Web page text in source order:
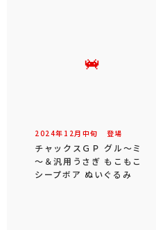
2024年 12 月 中旬 登場
チャックスＧＰ グル～ミ
～＆汎用うさぎ もこもこ
シープボア ぬいぐるみ